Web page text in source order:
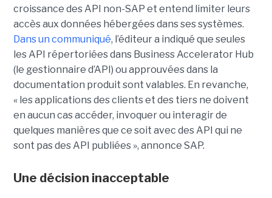
croissance des API non-SAP et entend limiter leurs
accès aux données hébergées dans ses systèmes.
Dans un communiqué, l’éditeur a indiqué que seules
les API répertoriées dans Business Accelerator Hub
(le gestionnaire d’API) ou approuvées dans la
documentation produit sont valables. En revanche,
« les applications des clients et des tiers ne doivent
en aucun cas accéder, invoquer ou interagir de
quelques manières que ce soit avec des API qui ne
sont pas des API publiées », annonce SAP.
Une décision inacceptable